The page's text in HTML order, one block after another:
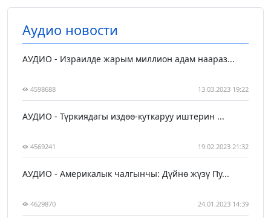
Аудио новости
АУДИО - Израилде жарым миллион адам наараз...
4598688 13.03.2023 19:22
АУДИО - Түркиядагы издөө-куткаруу иштерин ...
4569241 19.02.2023 21:32
АУДИО - Америкалык чалгынчы: Дүйнө жүзү Пу...
4629870 24.01.2023 14:39